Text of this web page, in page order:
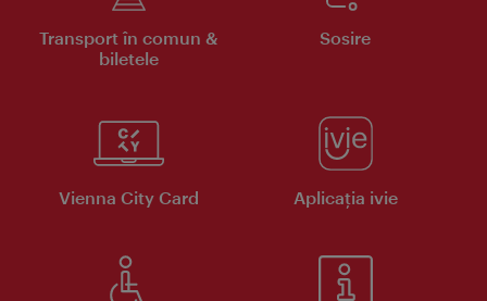
Transport în comun &
biletele
Sosire
Vienna City Card Aplicaţia ivie